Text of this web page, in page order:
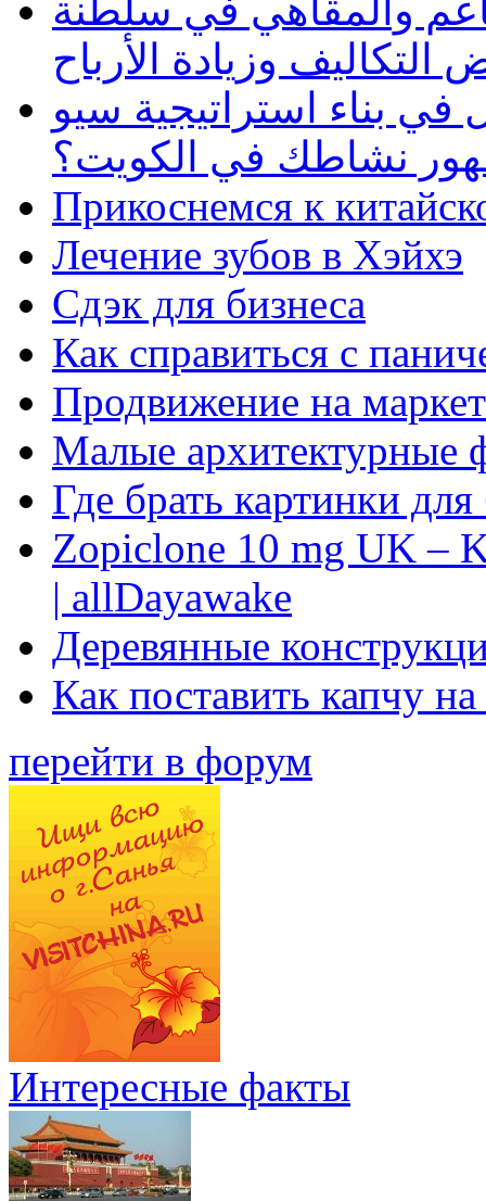
والمقاهي في سلطنة
وزيادة الأرباح
بناء استراتيجية سيو
نشاطك في الكويت؟
Прикоснемся к
Лечение зубов в Хэйхэ
Сдэк для бизнеса
Как справиться с
Продвижение на
Малые архитектурные
Где брать картинки
Zopiclone 10 mg UK –
| allDayawake
Деревянные
Как поставить капчу
перейти в форум
Интересные факты